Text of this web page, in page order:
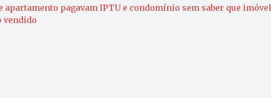
apartamento pagavam IPTU e condomínio sem saber que imóvel
vendido